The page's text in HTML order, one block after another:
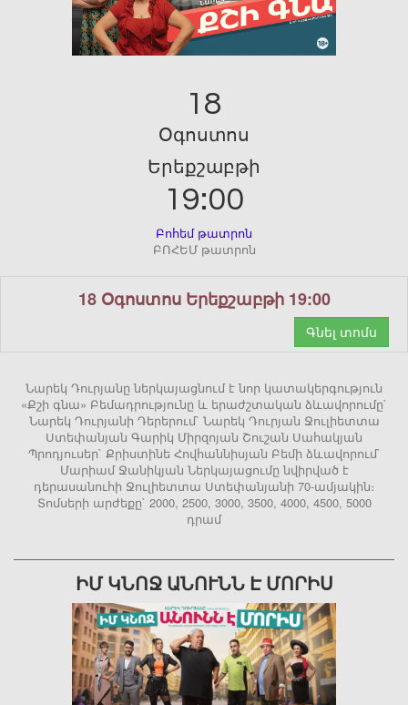
18
Օգոստոս
Երեքշաբթի
19:00
Բոհեմ թատրոն
ԲՈՀԵՄ թատրոն
18 Օգոստոս Երեքշաբթի 19:00
Գնել տոմս
Նարեկ Դուրյանը ներկայացնում է նոր կատակերգություն
«Քշի գնա» Բեմադրությունը և երաժշտական ձևավորումը`
Նարեկ Դուրյանի Դերերում` Նարեկ Դուրյան Ջուլիետտա
Ստեփանյան Գարիկ Միրզոյան Շուշան Սահակյան
Պրոդյուսեր` Քրիստինե Հովհաննիսյան Բեմի ձևավորում`
Մարիամ Ջանիկյան Ներկայացումը նվիրված է
դերասանուհի Ջուլիետտա Ստեփանյանի 70-ամյակին։
Տոմսերի արժեքը` 2000, 2500, 3000, 3500, 4000, 4500, 5000
դրամ
ԻՄ ԿՆՈՋ ԱՆՈՒՆՆ Է ՄՈՐԻՍ